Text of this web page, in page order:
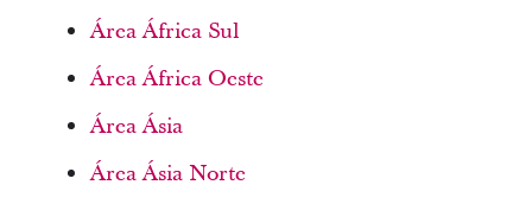
Área África Sul
Área África Oeste
Área Ásia
Área Ásia Norte